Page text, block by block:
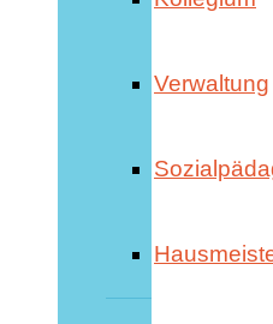
Verwaltung